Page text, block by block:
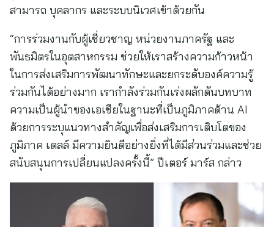
สามารถ บุคลากร และระบบนิเวศเข้าด้วยกัน
“การร่วมงานกับผู้เชี่ยวชาญ หน่วยงานภาครัฐ และ
พันธมิตรในอุตสาหกรรม ช่วยให้เราสร้างความก้าวหน้า
ในการส่งเสริมการพัฒนาทักษะและยกระดับองค์ความรู้
ร่วมกันได้อย่างมาก เรากำลังร่วมกันเร่งผลักดันบทบาท
ความเป็นผู้นำของเอเชียในฐานะที่เป็นภูมิภาคด้าน AI
ด้วยการระบุแนวทางสำคัญเพื่อส่งเสริมการเติบโตของ
ภูมิภาค เดลล์ มีความยินดีอย่างยิ่งที่ได้มีส่วนร่วมและช่วย
สนับสนุนการเปลี่ยนแปลงครั้งนี้” ปีเตอร์ มาร์ส กล่าว